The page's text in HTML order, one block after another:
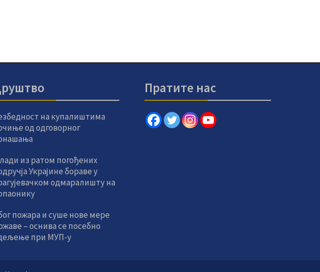
на купалиштима
од одговорног
из ратом погођених
Украјине бораве у
одмаралишту на
пожара и суше нове мере
– оснива се посебно
при МУП-у
Пратите нас